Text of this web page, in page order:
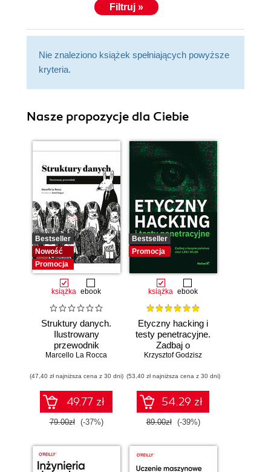
Filtruj »
Nie znaleziono książek spełniających powyższe
kryteria.
Nasze propozycje dla Ciebie
Bestseller
Nowość
Promocja
książka ebook
Struktury danych.
Ilustrowany
przewodnik
Marcello La Rocca
(47,40 zł najniższa cena z 30 dni)
49.77 zł
79.00zł (-37%)
Bestseller
Promocja
książka ebook
Etyczny hacking i
testy penetracyjne.
Zadbaj o
bezpieczeństwo
Krzysztof Godzisz
(53,40 zł najniższa cena z 30 dni)
54.29 zł
89.00zł (-39%)